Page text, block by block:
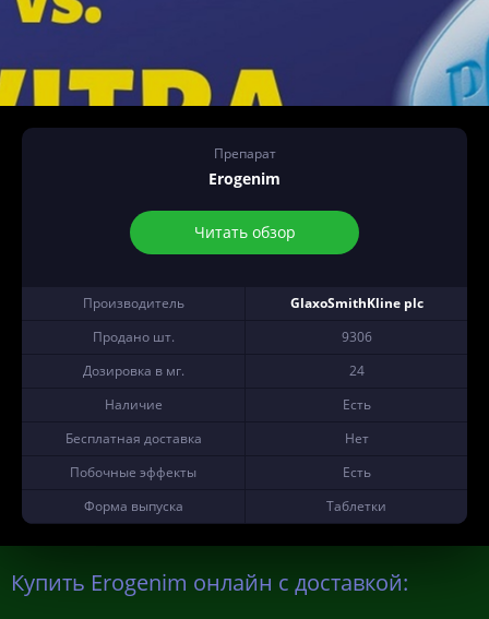
Препарат
Erogenim
Читать обзор
Производитель
GlaxoSmithKline plc
Продано шт.
9306
Дозировка в мг.
24
Наличие
Есть
Бесплатная доставка
Нет
Побочные эффекты
Есть
Форма выпуска
Таблетки
Купить Erogenim онлайн с доставкой: